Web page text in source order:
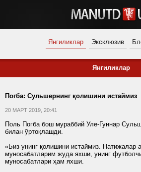
Янгиликлар Эксклюзив
Янгиликлар
Погба: Сульшернинг қолишини истаймиз
20 МАРТ 2019, 20:41
Поль Погба бош мураббий Уле-Гуннар
билан ўртоқлашди.
«Биз унинг қолишини истаймиз. Натижалар
муносабатларим жуда яхши, унинг
муносабатлари ҳам яхши.